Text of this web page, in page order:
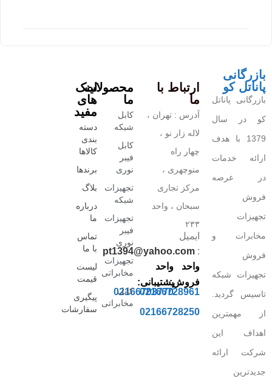
بازرگانی
پاناتل کو
بازرگانی پاناتل
کو در سال
1379 با هدف
ارائه خدمات
در عرصه
فروش
تجهیزات
مخابرات و
فروش
تجهیزات شبکه
تاسیس گردید.
از مهمترین
اهداف این
شرکت ارائه
جدیدترین
ارتباط با
ما
آدرس : تهران ،
لاله زار نو ،
چهار راه
منوچهری ،
مرکز تجاری
سبحان ، واحد
۲۳۳
ایمیل
:
pt1394@yahoo.com
واحد
فروش:
02166728961
02166728250
واحد
پشتیبانی:
02166703770
محصولات
ما
کابل
شبکه
کابل
فیبر
نوری
تجهیزات
شبکه
تجهیزات
فیبر
نوری
تجهیزات
مخابراتی
کابل
مخابراتی
لینک
های
مفید
دسته
بندی
کالاها
برندها
بلاگ
درباره
ما
تماس
با ما
لیست
قیمت
پیگیری
سفارشات